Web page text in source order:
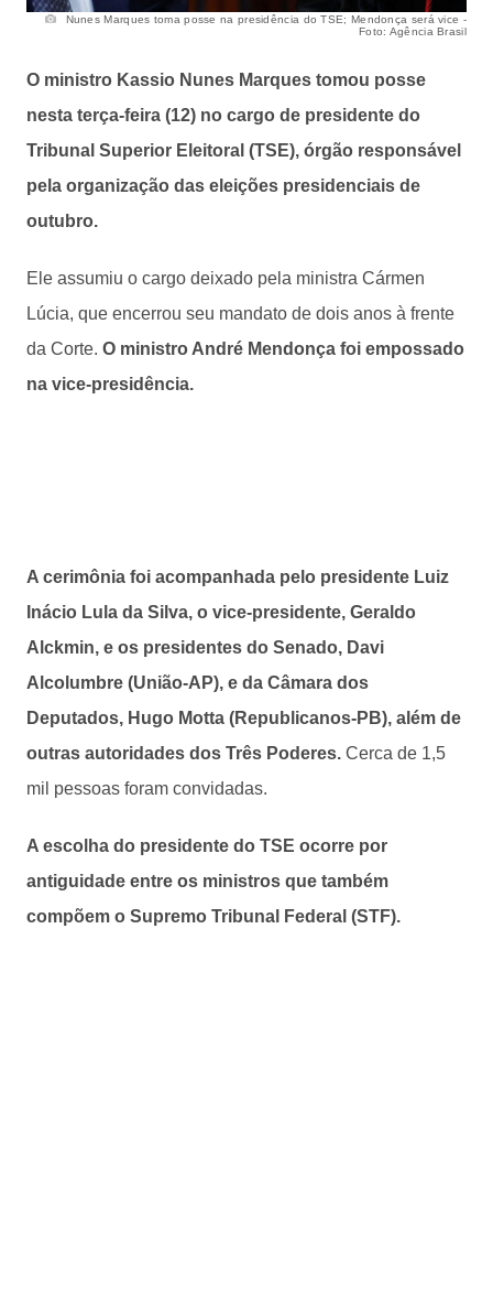
Nunes Marques toma posse na presidência do TSE; Mendonça será vice -
Foto: Agência Brasil
O ministro Kassio Nunes Marques tomou posse
nesta terça-feira (12) no cargo de presidente do
Tribunal Superior Eleitoral (TSE), órgão responsável
pela organização das eleições presidenciais de
outubro.
Ele assumiu o cargo deixado pela ministra Cármen
Lúcia, que encerrou seu mandato de dois anos à frente
da Corte. O ministro André Mendonça foi empossado
na vice-presidência.
A cerimônia foi acompanhada pelo presidente Luiz
Inácio Lula da Silva, o vice-presidente, Geraldo
Alckmin, e os presidentes do Senado, Davi
Alcolumbre (União-AP), e da Câmara dos
Deputados, Hugo Motta (Republicanos-PB), além de
outras autoridades dos Três Poderes. Cerca de 1,5
mil pessoas foram convidadas.
A escolha do presidente do TSE ocorre por
antiguidade entre os ministros que também
compõem o Supremo Tribunal Federal (STF).